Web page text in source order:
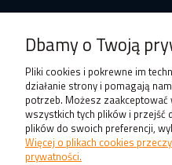
Dbamy o Twoją
Pliki cookies i pokrewne im
działanie strony i pomagają
potrzeb. Możesz
wszystkich tych plików i przejść
plików do swoich preferencji,
Więcej o plikach cookies
prywatności.